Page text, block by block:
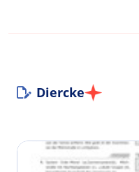
Diercke